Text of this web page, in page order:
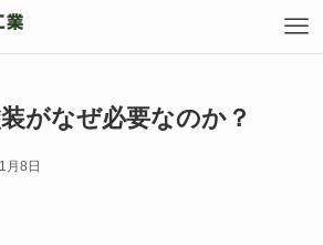
がなぜ必要なのか？
月8日